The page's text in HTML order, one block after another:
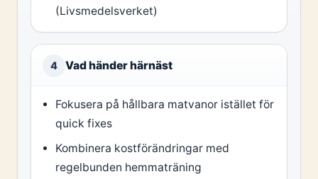
(Livsmedelsverket)
4 Vad händer härnäst
Fokusera på hållbara matvanor istället för
quick fixes
Kombinera kostförändringar med
regelbunden hemmaträning